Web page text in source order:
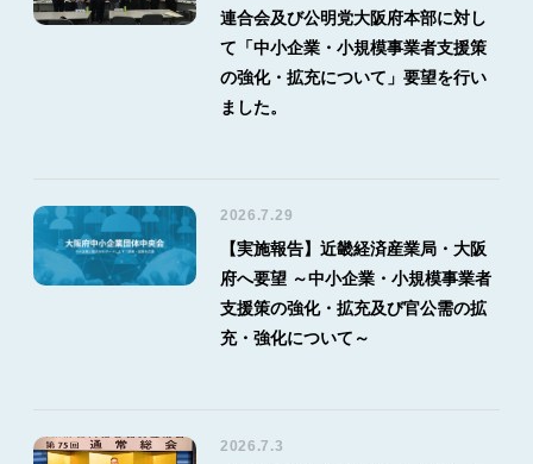
連合会及び公明党大阪府本部に対し
て「中小企業・小規模事業者支援策
の強化・拡充について」要望を行い
ました。
2026.7.29
【実施報告】近畿経済産業局・大阪
府へ要望 ～中小企業・小規模事業者
支援策の強化・拡充及び官公需の拡
充・強化について～
2026.7.3